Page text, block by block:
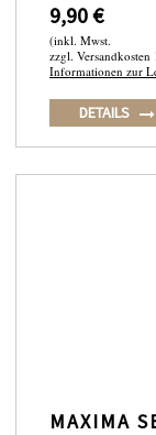
9,90 €
(inkl. Mwst.
zzgl. Versandkosten
Informationen zur
DETAILS
MAXIMA